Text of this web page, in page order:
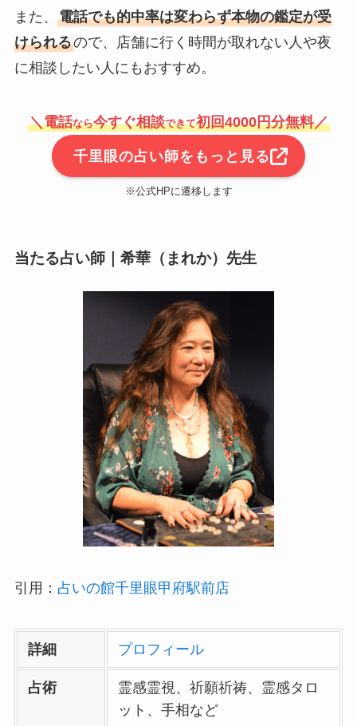
また、 電話でも的中率は変わらず本物の鑑定が受
けられるので、店舗に行く時間が取れない人や夜
に相談したい人にもおすすめ。
＼電話なら今すぐ相談できて初回4000円分無料／
千里眼の占い師をもっと見る
※公式HPに遷移します
当たる占い師｜希華（まれか）先生
引用： 占いの館千里眼甲府駅前店
詳細 プロフィール
占術
霊感霊視、祈願祈祷、霊感タロ
ット、手相など